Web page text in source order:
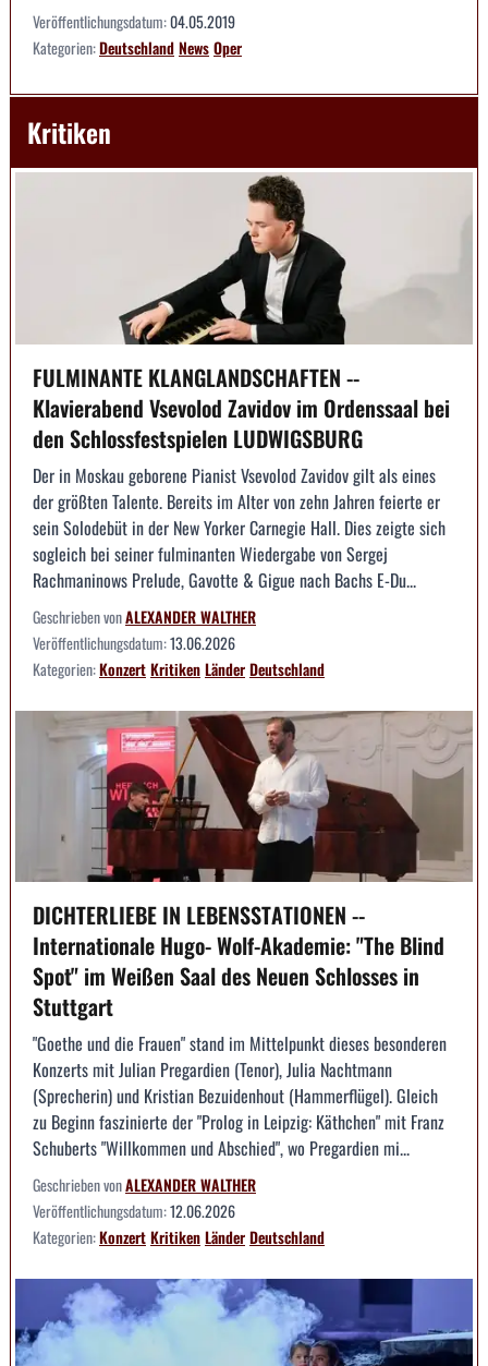
Veröffentlichungsdatum:04.05.2019
Kategorien:DeutschlandNewsOper
Kritiken
FULMINANTE KLANGLANDSCHAFTEN --
Klavierabend Vsevolod Zavidov im Ordenssaal bei
den Schlossfestspielen LUDWIGSBURG
Der in Moskau geborene Pianist Vsevolod Zavidov gilt als eines
der größten Talente. Bereits im Alter von zehn Jahren feierte er
sein Solodebüt in der New Yorker Carnegie Hall. Dies zeigte sich
sogleich bei seiner fulminanten Wiedergabe von Sergej
Rachmaninows Prelude, Gavotte & Gigue nach Bachs E-Du...
Geschrieben vonALEXANDER WALTHER
Veröffentlichungsdatum:13.06.2026
Kategorien:KonzertKritikenLänderDeutschland
DICHTERLIEBE IN LEBENSSTATIONEN --
Internationale Hugo- Wolf-Akademie: "The Blind
Spot" im Weißen Saal des Neuen Schlosses in
Stuttgart
"Goethe und die Frauen" stand im Mittelpunkt dieses besonderen
Konzerts mit Julian Pregardien (Tenor), Julia Nachtmann
(Sprecherin) und Kristian Bezuidenhout (Hammerflügel). Gleich
zu Beginn faszinierte der "Prolog in Leipzig: Käthchen" mit Franz
Schuberts "Willkommen und Abschied", wo Pregardien mi...
Geschrieben vonALEXANDER WALTHER
Veröffentlichungsdatum:12.06.2026
Kategorien:KonzertKritikenLänderDeutschland